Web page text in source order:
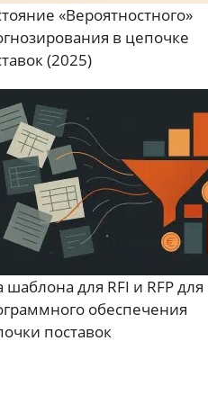
«Вероятностного»
в цепочке
(2025)
шаблона для RFI и RFP для
обеспечения
поставок